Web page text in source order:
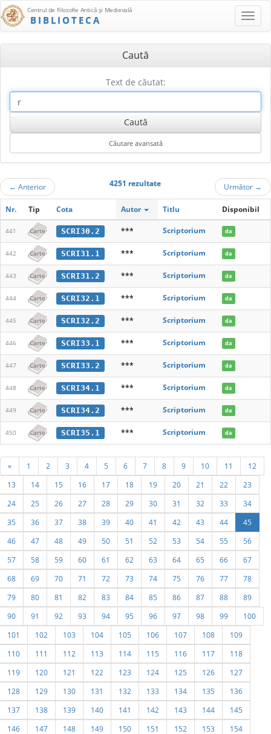
Centrul de Filosofie Antică şi Medievală
BIBLIOTECA
Caută
Text de căutat:
← Anterior 4251 rezultate Următor →
Nr. Tip Cota Autor Titlu Disponibil
441 Carte SCRI30.2 *** Scriptorium da
442 Carte SCRI31.1 *** Scriptorium da
443 Carte SCRI31.2 *** Scriptorium da
444 Carte SCRI32.1 *** Scriptorium da
445 Carte SCRI32.2 *** Scriptorium da
446 Carte SCRI33.1 *** Scriptorium da
447 Carte SCRI33.2 *** Scriptorium da
448 Carte SCRI34.1 *** Scriptorium da
449 Carte SCRI34.2 *** Scriptorium da
450 Carte SCRI35.1 *** Scriptorium da
« 1 2 3 4 5 6 7 8 9 10 11
12
13
14 15 16 17 18 19 20 21 22
23
24
25 26 27 28 29 30 31 32 33
34
35
36 37 38 39 40 41 42 43 44
45
46
47 48 49 50 51 52 53 54 55
56
57
58 59 60 61 62 63 64 65 66
67
68
69 70 71 72 73 74 75 76 77
78
79
80 81 82 83 84 85 86 87 88
89
90
91 92 93 94 95 96 97 98 99
100
101
102 103 104 105 106 107 108
109
110
111 112 113 114 115 116 117
118
119
120 121 122 123 124 125 126
127
128
129 130 131 132 133 134 135
136
137
138 139 140 141 142 143 144
145
146
147 148 149 150 151 152 153
154